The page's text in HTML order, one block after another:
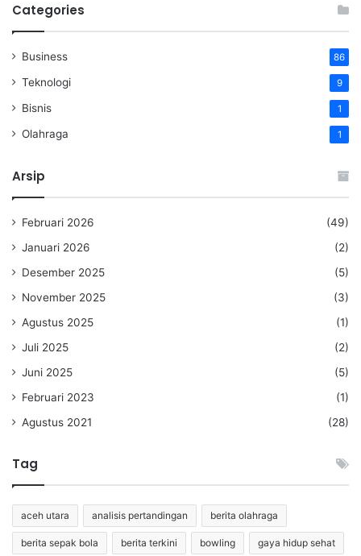
Categories
Business 86
Teknologi 9
Bisnis 1
Olahraga 1
Arsip
Februari 2026
(49)
Januari 2026
(2)
Desember 2025
(5)
November 2025
(3)
Agustus 2025
(1)
Juli 2025
(2)
Juni 2025
(5)
Februari 2023
(1)
Agustus 2021
(28)
Tag
aceh utara analisis pertandingan berita olahraga
berita sepak bola berita terkini bowling gaya hidup sehat